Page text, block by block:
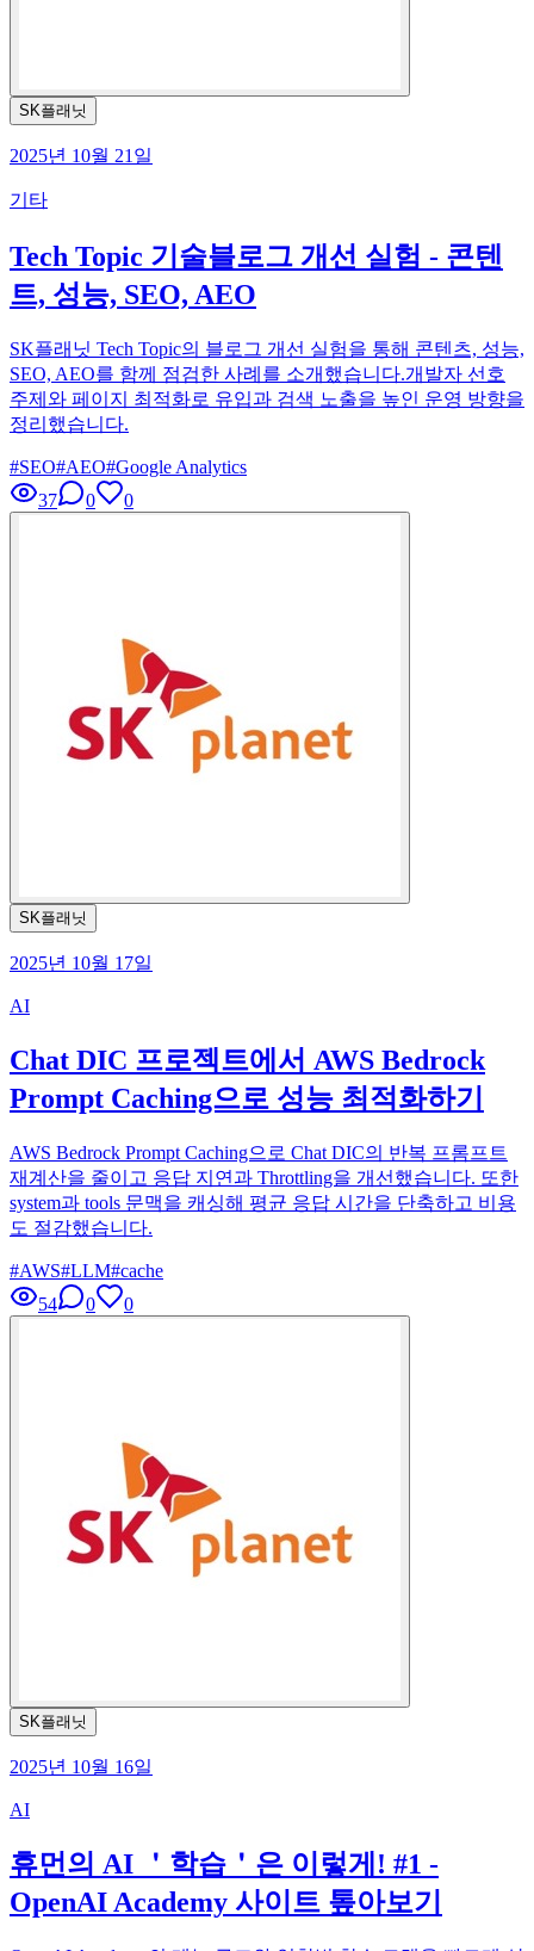
SK플래닛
2025년 10월 21일
기타
Tech Topic 기술블로그 개선 실험 - 콘텐
트, 성능, SEO, AEO
SK플래닛 Tech Topic의 블로그 개선 실험을 통해 콘텐츠, 성능,
SEO, AEO를 함께 점검한 사례를 소개했습니다.개발자 선호
주제와 페이지 최적화로 유입과 검색 노출을 높인 운영 방향을
정리했습니다.
#SEO#AEO#Google Analytics
37
0 0
SK플래닛
2025년 10월 17일
AI
Chat DIC 프로젝트에서 AWS Bedrock
Prompt Caching으로 성능 최적화하기
AWS Bedrock Prompt Caching으로 Chat DIC의 반복 프롬프트
재계산을 줄이고 응답 지연과 Throttling을 개선했습니다. 또한
system과 tools 문맥을 캐싱해 평균 응답 시간을 단축하고 비용
도 절감했습니다.
#AWS#LLM#cache
54
0 0
SK플래닛
2025년 10월 16일
AI
휴먼의 AI ＇학습＇은 이렇게! #1 -
OpenAI Academy 사이트 톺아보기